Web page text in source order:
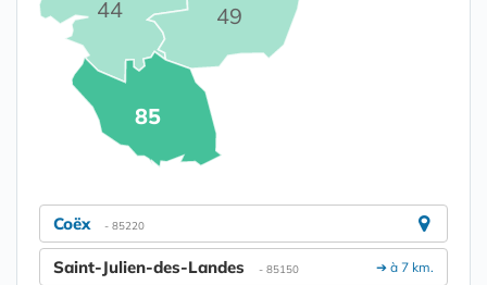
44 49
85
Coëx - 85220
➔ à 7 km.
Saint-Julien-des-Landes - 85150